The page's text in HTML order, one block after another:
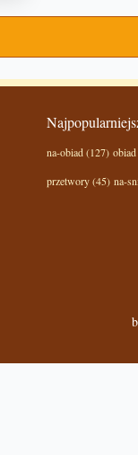
na-obiad (127)
przetwory (45) na-